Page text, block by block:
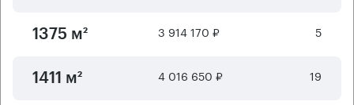
1375 м² 3 914 170 ₽ 5
1411 м² 4 016 650 ₽ 19